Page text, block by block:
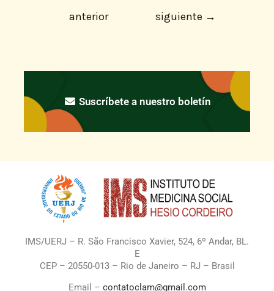
anterior
siguiente →
Suscríbete a nuestro boletín
IMS/UERJ – R. São Francisco Xavier, 524, 6º Andar, BL.
E
CEP – 20550-013 – Rio de Janeiro – RJ – Brasil
Email – contatoclam@gmail.com